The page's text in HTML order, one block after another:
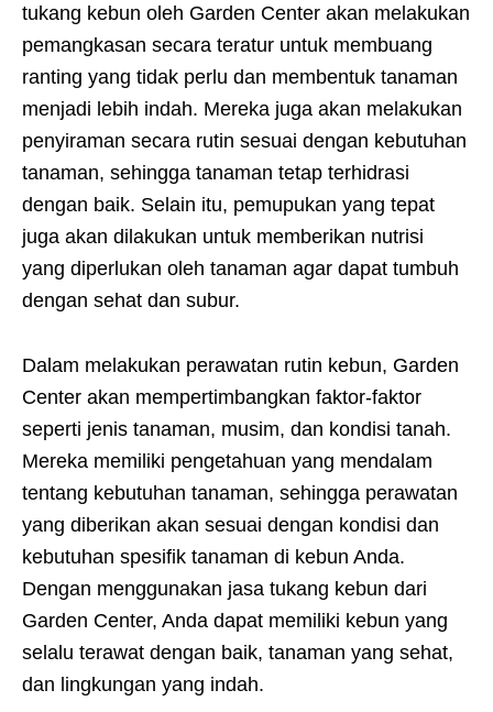
tukang kebun oleh Garden Center akan melakukan
pemangkasan secara teratur untuk membuang
ranting yang tidak perlu dan membentuk tanaman
menjadi lebih indah. Mereka juga akan melakukan
penyiraman secara rutin sesuai dengan kebutuhan
tanaman, sehingga tanaman tetap terhidrasi
dengan baik. Selain itu, pemupukan yang tepat
juga akan dilakukan untuk memberikan nutrisi
yang diperlukan oleh tanaman agar dapat tumbuh
dengan sehat dan subur.
Dalam melakukan perawatan rutin kebun, Garden
Center akan mempertimbangkan faktor-faktor
seperti jenis tanaman, musim, dan kondisi tanah.
Mereka memiliki pengetahuan yang mendalam
tentang kebutuhan tanaman, sehingga perawatan
yang diberikan akan sesuai dengan kondisi dan
kebutuhan spesifik tanaman di kebun Anda.
Dengan menggunakan jasa tukang kebun dari
Garden Center, Anda dapat memiliki kebun yang
selalu terawat dengan baik, tanaman yang sehat,
dan lingkungan yang indah.